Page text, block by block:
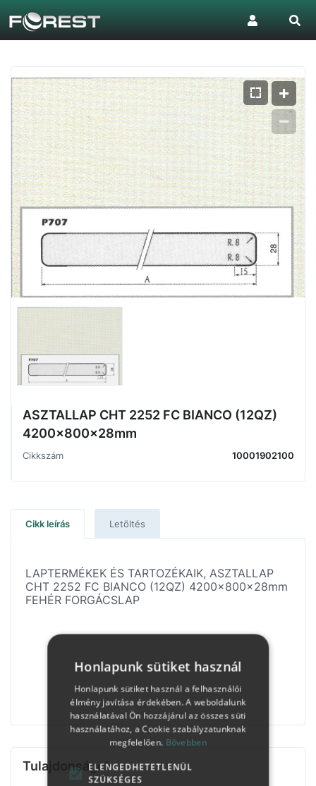
ASZTALLAP CHT 2252 FC BIANCO (12QZ)
4200x800x28mm
Cikkszám 10001902100
Cikk leírás Letöltés
LAPTERMÉKEK ÉS TARTOZÉKAIK, ASZTALLAP
CHT 2252 FC BIANCO (12QZ) 4200x800x28mm
FEHÉR FORGÁCSLAP
Tulajdonságok
Honlapunk sütiket használ
Honlapunk sütiket használ a felhasználói
élmény javítása érdekében. A weboldalunk
használatával Ön hozzájárul az összes süti
használatához, a Cookie szabályzatunknak
megfelelően. Bővebben
ELENGEDHETETLENÜL
SZÜKSÉGES